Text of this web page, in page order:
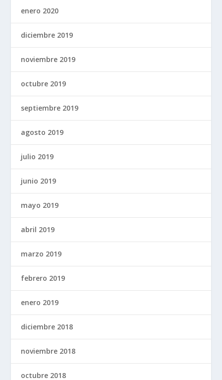
enero 2020
diciembre 2019
noviembre 2019
octubre 2019
septiembre 2019
agosto 2019
julio 2019
junio 2019
mayo 2019
abril 2019
marzo 2019
febrero 2019
enero 2019
diciembre 2018
noviembre 2018
octubre 2018